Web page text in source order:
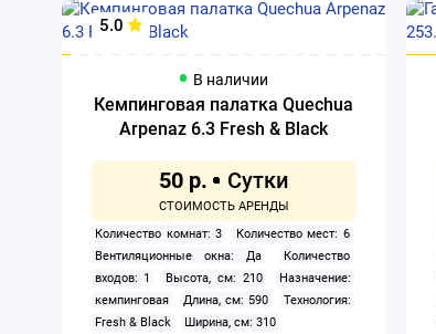
5.0
В наличии
Кемпинговая палатка Quechua
Arpenaz 6.3 Fresh & Black
50 р.
Количество комнат: 3
Количество мест: 6
Вентиляционные окна: Да
Количество
входов: 1
Высота, см: 210
Назначение:
кемпинговая
Длина, см: 590
Технология:
Fresh & Black
Ширина, см: 310